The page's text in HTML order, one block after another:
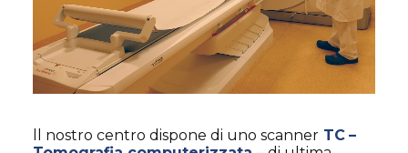
ll nostro centro dispone di uno scanner TC –